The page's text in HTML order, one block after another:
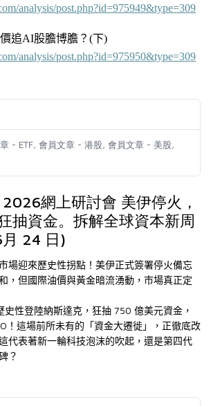
analysis/post.php?id=975949&type=309
追AI股膽博膽？ (下)
analysis/post.php?id=975950&type=309
- ETF 會員文章 - 港股 會員文章 - 美股
2026網上研討會 美伊停火，
抽資金。拆解全球資本新周
24 日)
場迎來歷史性拐點！美伊正式簽署停火備忘
，但國際油價與黃金暗流湧動，市場真正定
史性登陸納斯達克，狂抽 750 億美元資金，
！這場前所未有的「資金大遷徙」，正徹底改
代表著新一輪科技泡沫的吹起，還是第四代
？